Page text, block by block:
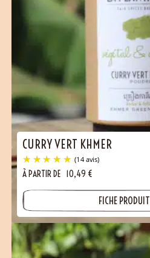
CURRY VERT KHMER
À PARTIR DE 10,49 €
FICHE PRODUIT